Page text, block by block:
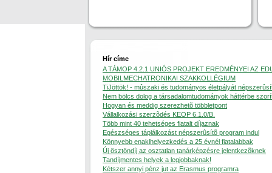
Hír címe
A TÁMOP 4.2.1 UNIÓS PROJEKT EREDMÉNYEI AZ
MOBILMECHATRONIKAI SZAKKOLLÉGIUM
TiJöttök! - mûszaki és tudományos életpályát
Nem bölcs dolog a társadalomtudományok háttérbe
Hogyan és meddig szerezhetõ többletpont
Vállalkozási szerzõdés KEOP 6.1.0/B.
Több mint 40 tehetséges fiatalt díjaznak
Egészséges táplálkozást népszerûsítõ program indul
Könnyebb enaklhelyezkedés a 25 évnél fiatalabbak
Új ösztöndíj az osztatlan tanárképzésre jelentkezõknek
Tandíjmentes helyek a legjobbaknak!
Kétszer annyi pénz jut az Erasmus programra